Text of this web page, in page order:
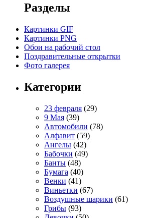
Разделы
Картинки GIF
Картинки PNG
Обои на рабочий стол
Поздравительные открытки
Фото галерея
Категории
23 февраля (29)
9 Мая (39)
Автомобили (78)
Алфавит (59)
Ангелы (42)
Бабочки (49)
Банты (48)
Бумага (40)
Венки (41)
Виньетки (67)
Воздушные шарики (61)
Грибы (93)